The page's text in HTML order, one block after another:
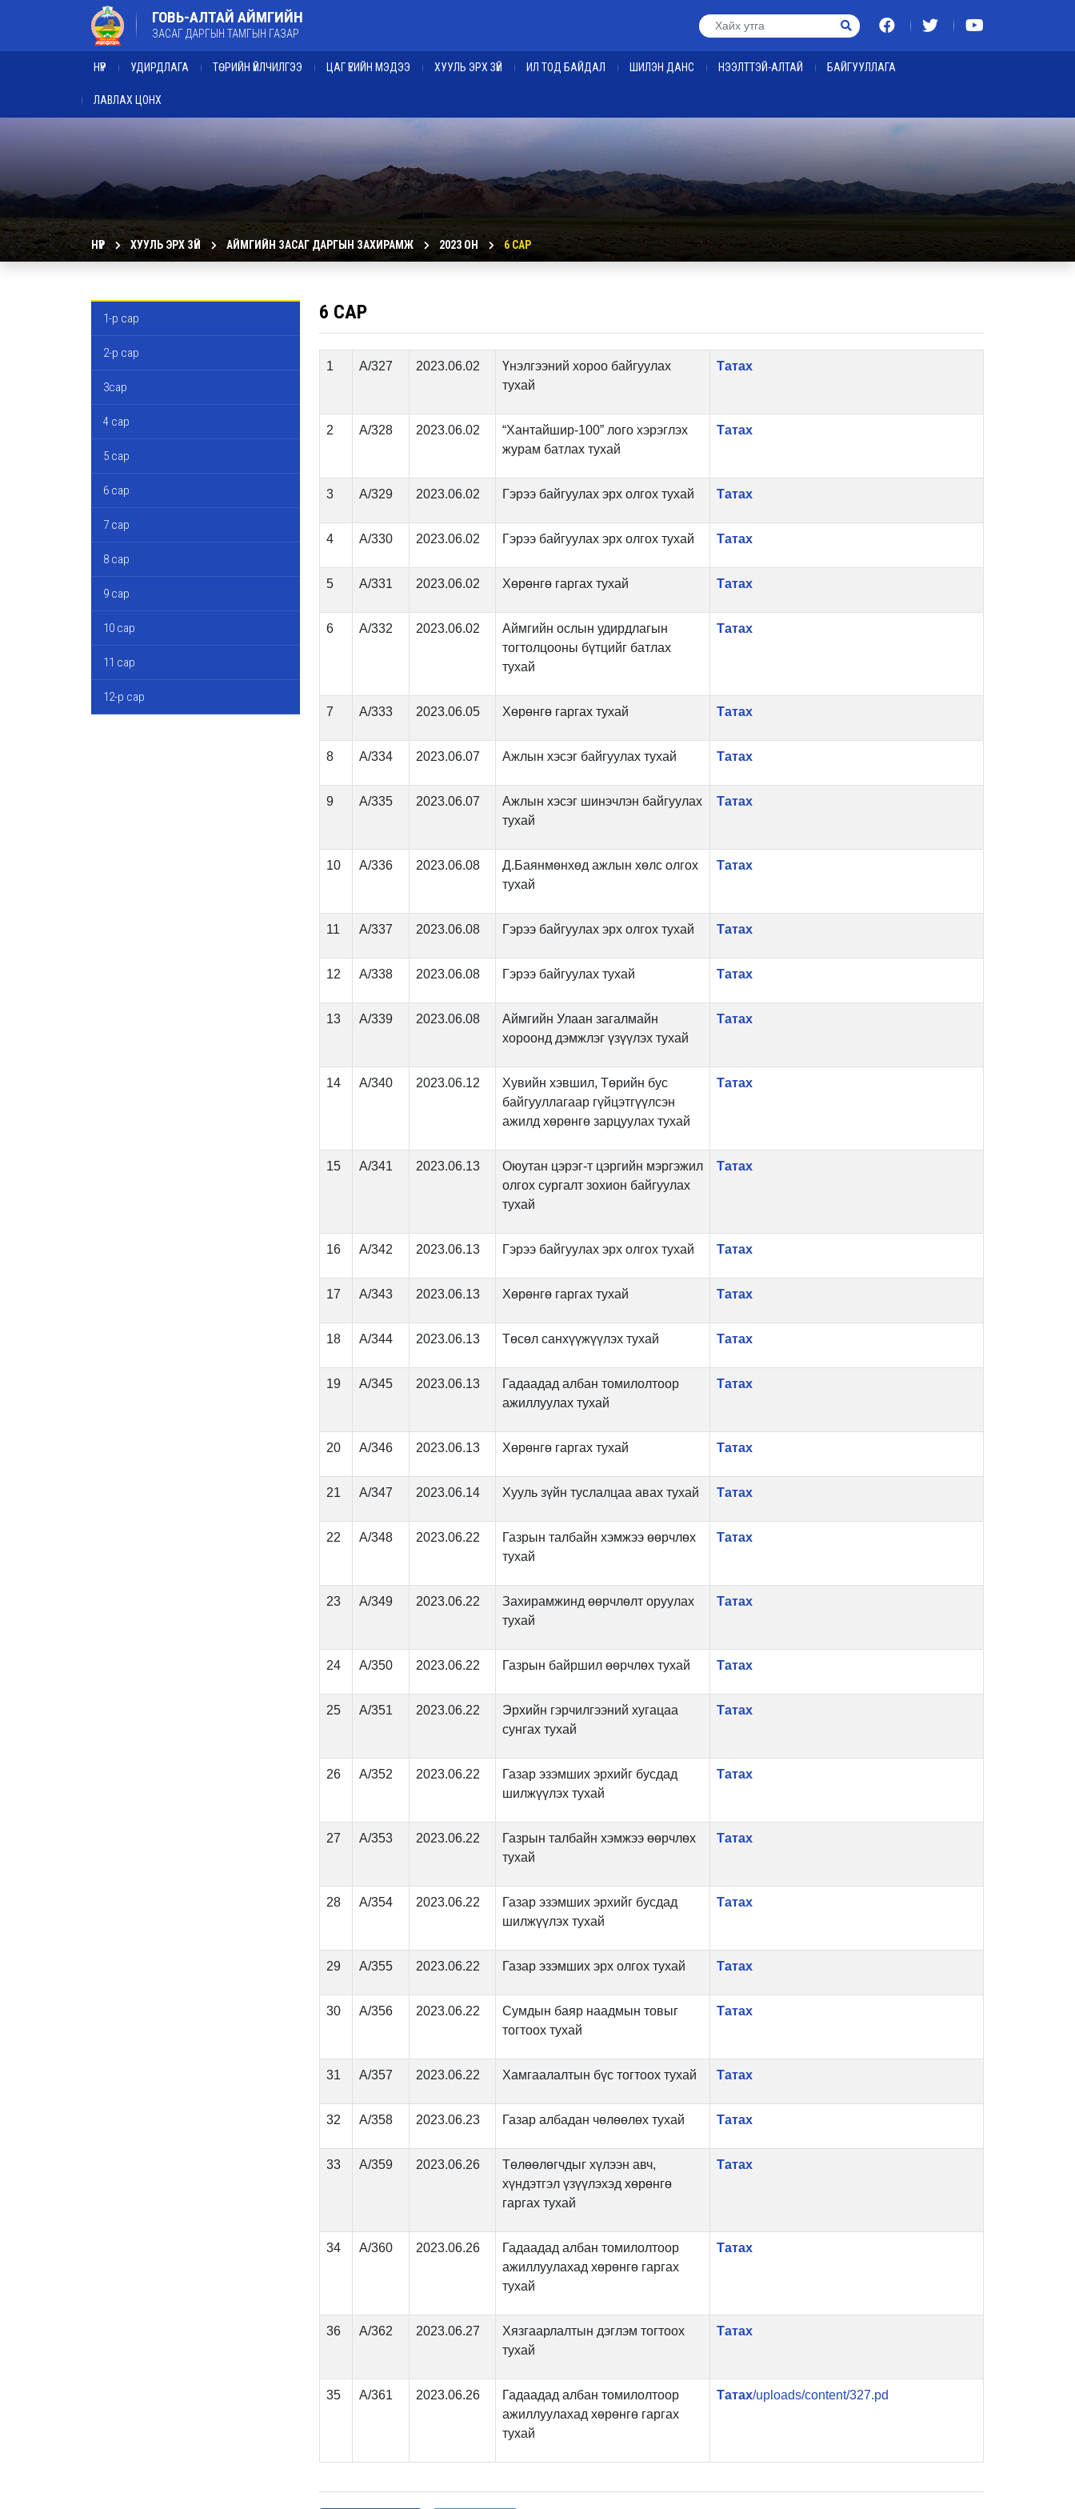
ГОВЬ-АЛТАЙ АЙМГИЙН
ЗАСАГ ДАРГЫН ТАМГЫН ГАЗАР
НҮҮР УДИРДЛАГА ТӨРИЙН ҮЙЛЧИЛГЭЭ ЦАГ ҮЕИЙН МЭДЭЭ ХУУЛЬ ЭРХ ЗҮЙ ИЛ ТОД БАЙДАЛ ШИЛЭН ДАНС НЭЭЛТТЭЙ-АЛТАЙ БАЙГУУЛЛАГА
ЛАВЛАХ ЦОНХ
НҮҮР ХУУЛЬ ЭРХ ЗҮЙ АЙМГИЙН ЗАСАГ ДАРГЫН ЗАХИРАМЖ 2023 ОН 6 САР
1-р сар
2-р сар
3сар
4 сар
5 сар
6 сар
7 сар
8 сар
9 сар
10 сар
11 сар
12-р сар
6 САР
1 А/327 2023.06.02
Үнэлгээний хороо байгуулах
тухай
Татах
2 А/328 2023.06.02
“Хантайшир-100” лого хэрэглэх
журам батлах тухай
Татах
3 А/329 2023.06.02 Гэрээ байгуулах эрх олгох тухай Татах
4 А/330 2023.06.02 Гэрээ байгуулах эрх олгох тухай Татах
5 А/331 2023.06.02 Хөрөнгө гаргах тухай Татах
6 А/332 2023.06.02
Аймгийн ослын удирдлагын
тогтолцооны бүтцийг батлах
тухай
Татах
7 А/333 2023.06.05 Хөрөнгө гаргах тухай Татах
8 А/334 2023.06.07 Ажлын хэсэг байгуулах тухай Татах
9 А/335 2023.06.07
Ажлын хэсэг шинэчлэн байгуулах
тухай
Татах
10 А/336 2023.06.08
Д.Баянмөнхөд ажлын хөлс олгох
тухай
Татах
11 А/337 2023.06.08 Гэрээ байгуулах эрх олгох тухай Татах
12 А/338 2023.06.08 Гэрээ байгуулах тухай Татах
13 А/339 2023.06.08
Аймгийн Улаан загалмайн
хороонд дэмжлэг үзүүлэх тухай
Татах
14 А/340 2023.06.12
Хувийн хэвшил, Төрийн бус
байгууллагаар гүйцэтгүүлсэн
ажилд хөрөнгө зарцуулах тухай
Татах
15 А/341 2023.06.13
Оюутан цэрэг-т цэргийн мэргэжил
олгох сургалт зохион байгуулах
тухай
Татах
16 А/342 2023.06.13 Гэрээ байгуулах эрх олгох тухай Татах
17 А/343 2023.06.13 Хөрөнгө гаргах тухай Татах
18 А/344 2023.06.13 Төсөл санхүүжүүлэх тухай Татах
19 А/345 2023.06.13
Гадаадад албан томилолтоор
ажиллуулах тухай
Татах
20 А/346 2023.06.13 Хөрөнгө гаргах тухай Татах
21 А/347 2023.06.14 Хууль зүйн туслалцаа авах тухай Татах
22 А/348 2023.06.22
Газрын талбайн хэмжээ өөрчлөх
тухай
Татах
23 А/349 2023.06.22
Захирамжинд өөрчлөлт оруулах
тухай
Татах
24 А/350 2023.06.22 Газрын байршил өөрчлөх тухай Татах
25 А/351 2023.06.22
Эрхийн гэрчилгээний хугацаа
сунгах тухай
Татах
26 А/352 2023.06.22
Газар эзэмших эрхийг бусдад
шилжүүлэх тухай
Татах
27 А/353 2023.06.22
Газрын талбайн хэмжээ өөрчлөх
тухай
Татах
28 А/354 2023.06.22
Газар эзэмших эрхийг бусдад
шилжүүлэх тухай
Татах
29 А/355 2023.06.22 Газар эзэмших эрх олгох тухай Татах
30 А/356 2023.06.22
Сумдын баяр наадмын товыг
тогтоох тухай
Татах
31 А/357 2023.06.22 Хамгаалалтын бүс тогтоох тухай Татах
32 А/358 2023.06.23 Газар албадан чөлөөлөх тухай Татах
33 А/359 2023.06.26
Төлөөлөгчдыг хүлээн авч,
хүндэтгэл үзүүлэхэд хөрөнгө
гаргах тухай
Татах
34 А/360 2023.06.26
Гадаадад албан томилолтоор
ажиллуулахад хөрөнгө гаргах
тухай
Татах
36 А/362 2023.06.27
Хязгаарлалтын дэглэм тогтоох
тухай
Татах
35 А/361 2023.06.26
Гадаадад албан томилолтоор
ажиллуулахад хөрөнгө гаргах
тухай
Татах/uploads/content/327.pd